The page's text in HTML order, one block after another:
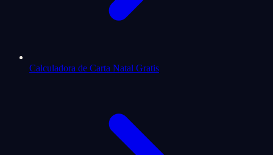
Calculadora de Carta Natal Gratis